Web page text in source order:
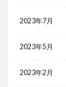
2023年7月
2023年5月
2023年2月